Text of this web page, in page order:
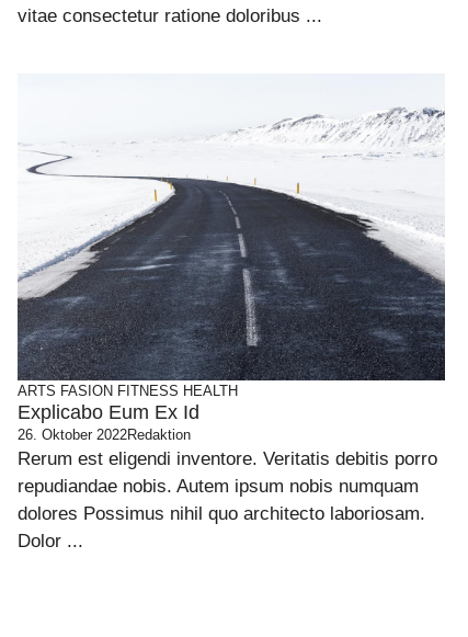
vitae consectetur ratione doloribus ...
ARTS FASION FITNESS HEALTH
Explicabo Eum Ex Id
26. Oktober 2022Redaktion
Rerum est eligendi inventore. Veritatis debitis porro
repudiandae nobis. Autem ipsum nobis numquam
dolores Possimus nihil quo architecto laboriosam.
Dolor ...